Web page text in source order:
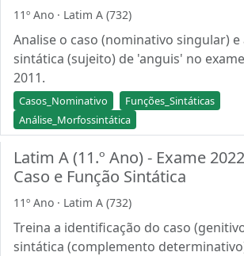
11º Ano · Latim A (732)
Analise o caso (nominativo singular) e
sintática (sujeito) de 'anguis' no
2011.
Casos_Nominativo
Funções_Sintáticas
Análise_Morfossintática
Latim A (11.º Ano) - Exame
Caso e Função Sintática
11º Ano · Latim A (732)
Treina a identificação do caso
sintática (complemento